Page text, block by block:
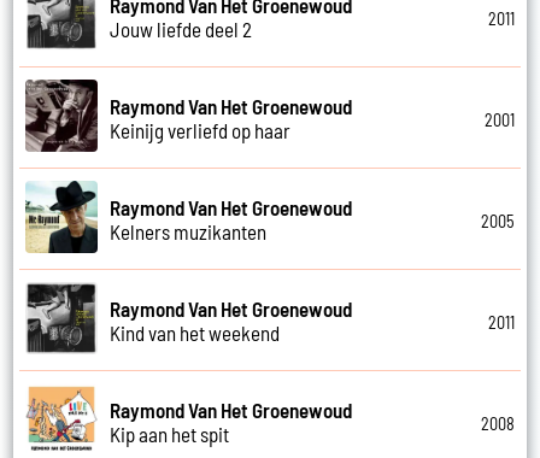
Jouw liefde deel 2
2011
Raymond Van Het Groenewoud
Keinijg verliefd op haar
2001
Raymond Van Het Groenewoud
Kelners muzikanten
2005
Raymond Van Het Groenewoud
Kind van het weekend
2011
Raymond Van Het Groenewoud
Kip aan het spit
2008